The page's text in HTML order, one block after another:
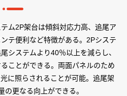
ム2P架台は傾斜対応力高、追尾ア
テ便利など特徴がある。2Pシステ
システムより40％以上を減らし、
ことができる。両面パネルのため
に照らされることが可能。追尾架
の更なる向上ができる。